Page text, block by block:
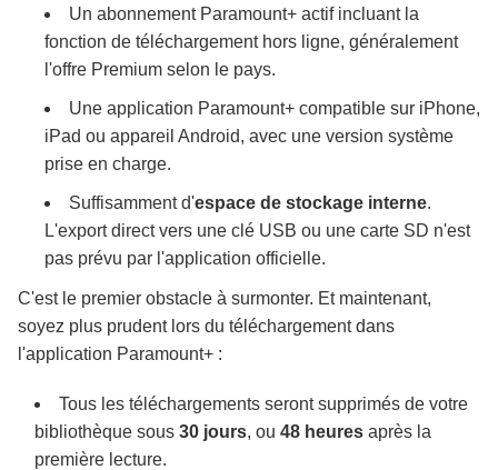
Un abonnement Paramount+ actif incluant la
fonction de téléchargement hors ligne, généralement
l'offre Premium selon le pays.
Une application Paramount+ compatible sur iPhone,
iPad ou appareil Android, avec une version système
prise en charge.
Suffisamment d'espace de stockage interne.
L'export direct vers une clé USB ou une carte SD n'est
pas prévu par l'application officielle.
C'est le premier obstacle à surmonter. Et maintenant,
soyez plus prudent lors du téléchargement dans
l'application Paramount+ :
Tous les téléchargements seront supprimés de votre
bibliothèque sous 30 jours, ou 48 heures après la
première lecture.